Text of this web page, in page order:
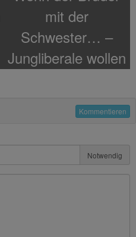
mit der
Schwester… –
Jungliberale wollen
Kommentieren
Notwendig